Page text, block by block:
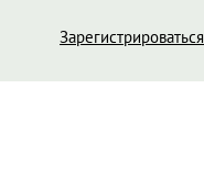
Зарегистрироваться